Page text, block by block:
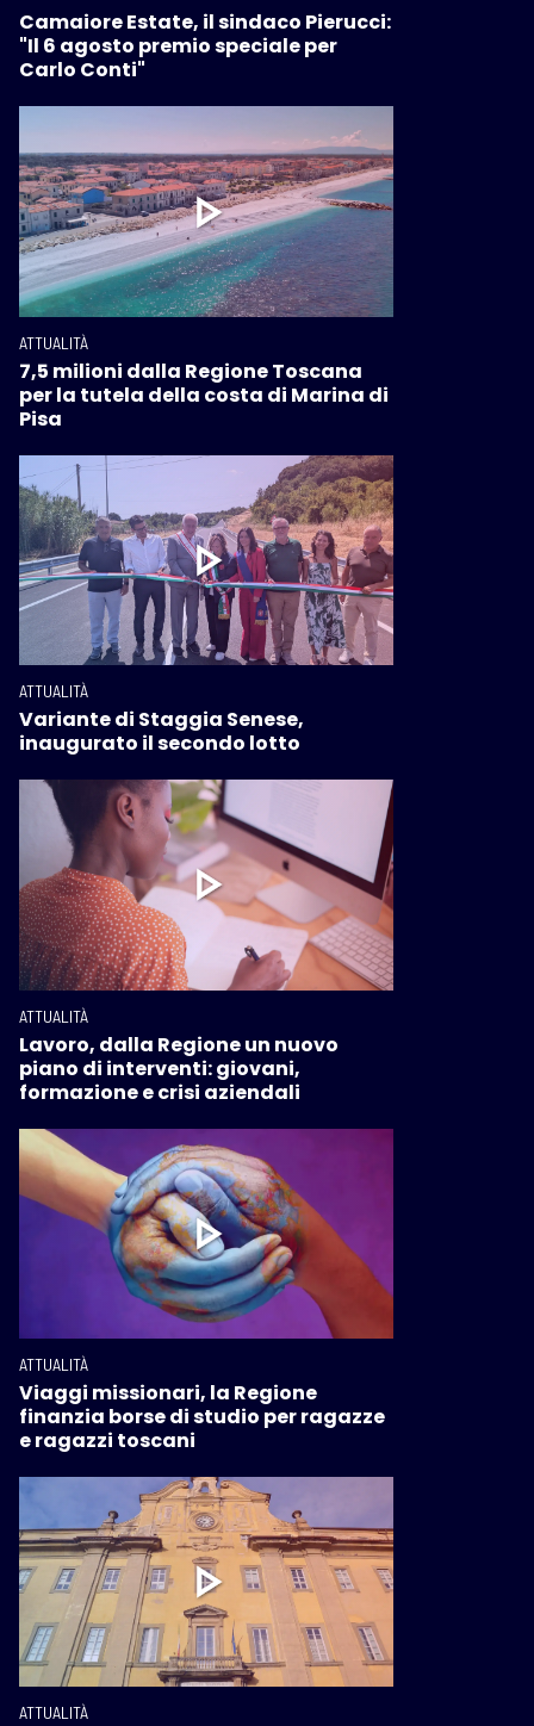
Camaiore Estate, il sindaco Pierucci:
"Il 6 agosto premio speciale per
Carlo Conti"
ATTUALITÀ
7,5 milioni dalla Regione Toscana
per la tutela della costa di Marina di
Pisa
ATTUALITÀ
Variante di Staggia Senese,
inaugurato il secondo lotto
ATTUALITÀ
Lavoro, dalla Regione un nuovo
piano di interventi: giovani,
formazione e crisi aziendali
ATTUALITÀ
Viaggi missionari, la Regione
finanzia borse di studio per ragazze
e ragazzi toscani
ATTUALITÀ